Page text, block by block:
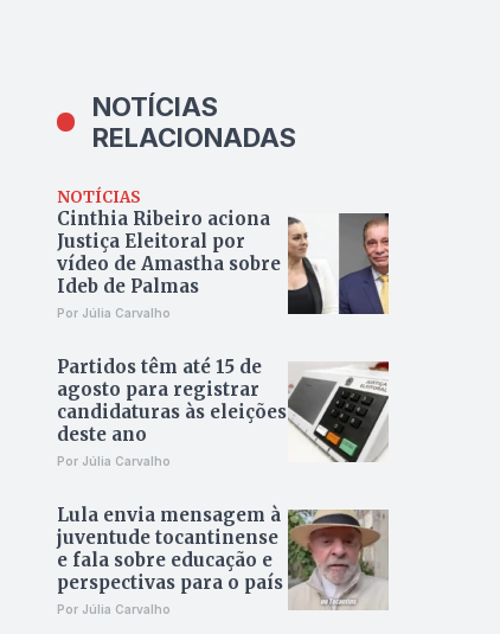
NOTÍCIAS
RELACIONADAS
NOTÍCIAS
Cinthia Ribeiro aciona
Justiça Eleitoral por
vídeo de Amastha sobre
Ideb de Palmas
Por Júlia Carvalho
Partidos têm até 15 de
agosto para registrar
candidaturas às eleições
deste ano
Por Júlia Carvalho
Lula envia mensagem à
juventude tocantinense
e fala sobre educação e
perspectivas para o país
Por Júlia Carvalho